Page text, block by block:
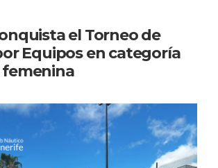
el Torneo de
Equipos en categoría